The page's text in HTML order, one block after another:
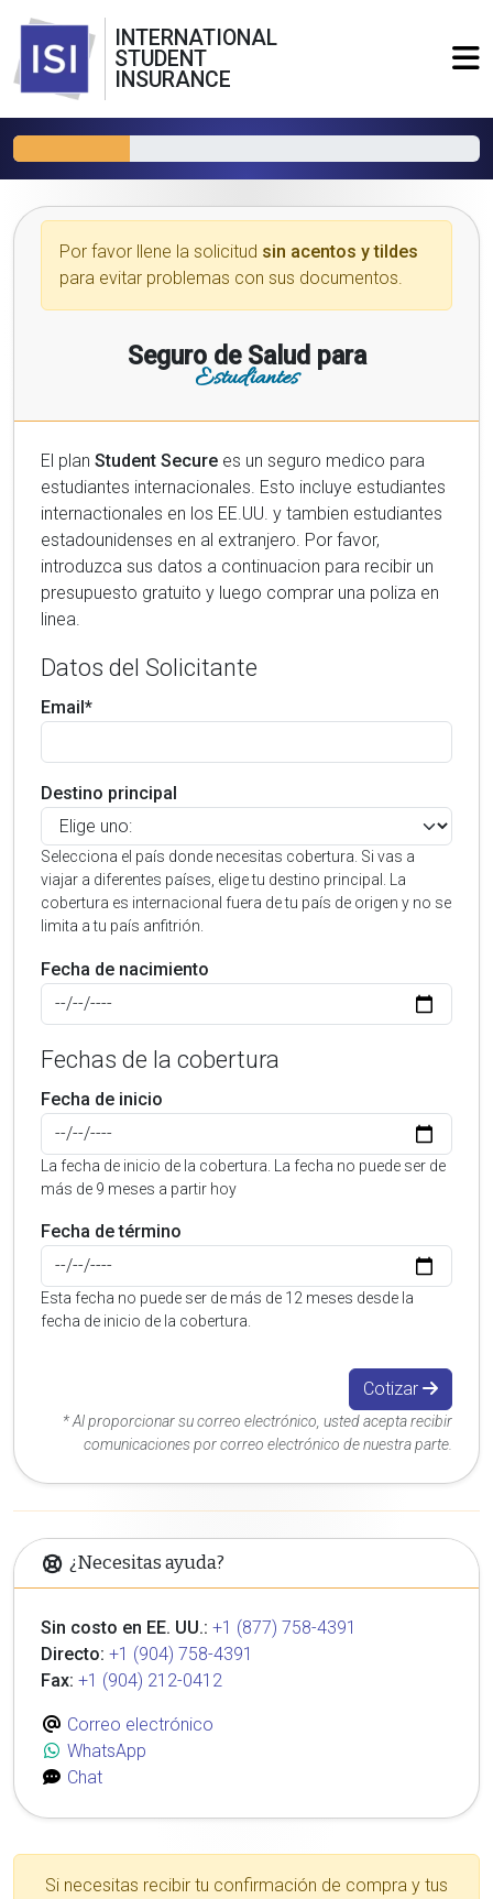
INTERNATIONAL
STUDENT
INSURANCE
Por favor llene la solicitud sin acentos y tildes
para evitar problemas con sus documentos.
Seguro de Salud para
Estudiantes
El plan Student Secure es un seguro medico para
estudiantes internacionales. Esto incluye estudiantes
internactionales en los EE.UU. y tambien estudiantes
estadounidenses en al extranjero. Por favor,
introduzca sus datos a continuacion para recibir un
presupuesto gratuito y luego comprar una poliza en
linea.
Datos del Solicitante
Email*
Destino principal
Selecciona el país donde necesitas cobertura. Si vas a
viajar a diferentes países, elige tu destino principal. La
cobertura es internacional fuera de tu país de origen y no se
limita a tu país anfitrión.
Fecha de nacimiento
Fechas de la cobertura
Fecha de inicio
La fecha de inicio de la cobertura. La fecha no puede ser de
más de 9 meses a partir hoy
Fecha de término
Esta fecha no puede ser de más de 12 meses desde la
fecha de inicio de la cobertura.
Cotizar
* Al proporcionar su correo electrónico, usted acepta recibir
comunicaciones por correo electrónico de nuestra parte.
¿Necesitas ayuda?
Sin costo en EE. UU.: +1 (877) 758-4391
Directo: +1 (904) 758-4391
Fax: +1 (904) 212-0412
Correo electrónico
WhatsApp
Chat
Si necesitas recibir tu confirmación de compra y tus